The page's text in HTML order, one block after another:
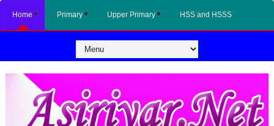
Home Primary Upper Primary HSS and HSSS